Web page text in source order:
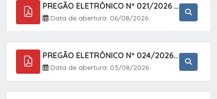
PREGÃO ELETRÔNICO Nº 021/2026 - AQUISIÇÃO DE CONTENTORES E CARRINHOS, DESTINADOS A COLETIVA E MANEJO DE RESÍDUOS SÓLIDOS, ATRAVÉS DO SISTEMA DE REGISTRO DE PREÇOS (SRP)
Data de abertura: 06/08/2026
PREGÃO ELETRÔNICO Nº 024/2026 - AQUISIÇÃO DE GÁS MEDICINAL TIPO OXIGÊNIO (1,00 M3, 3,00 M3 E 10,00 M3), EM ATENDIMENTO À SECRETARIA MUNICIPAL DE SAÚDE, ATRAVÉS DO SISTEMA DE REGISTRO DE PREÇOS (SRP)
Data de abertura: 03/08/2026